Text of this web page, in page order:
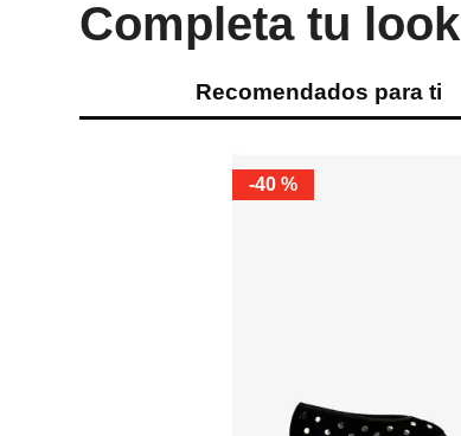
Completa tu look
Recomendados para ti
-40 %